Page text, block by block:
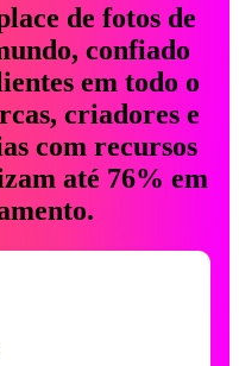
de fotos de
confiado
em todo o
criadores e
com recursos
até 76% em